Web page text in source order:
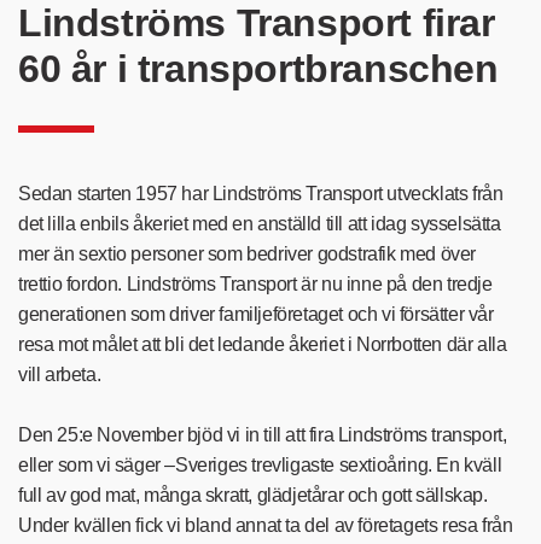
Lindströms Transport firar
60 år i transportbranschen
Sedan starten 1957 har Lindströms Transport utvecklats från
det lilla enbils åkeriet med en anställd till att idag sysselsätta
mer än sextio personer som bedriver godstrafik med över
trettio fordon. Lindströms Transport är nu inne på den tredje
generationen som driver familjeföretaget och vi försätter vår
resa mot målet att bli det ledande åkeriet i Norrbotten där alla
vill arbeta.
Den 25:e November bjöd vi in till att fira Lindströms transport,
eller som vi säger –Sveriges trevligaste sextioåring. En kväll
full av god mat, många skratt, glädjetårar och gott sällskap.
Under kvällen fick vi bland annat ta del av företagets resa från